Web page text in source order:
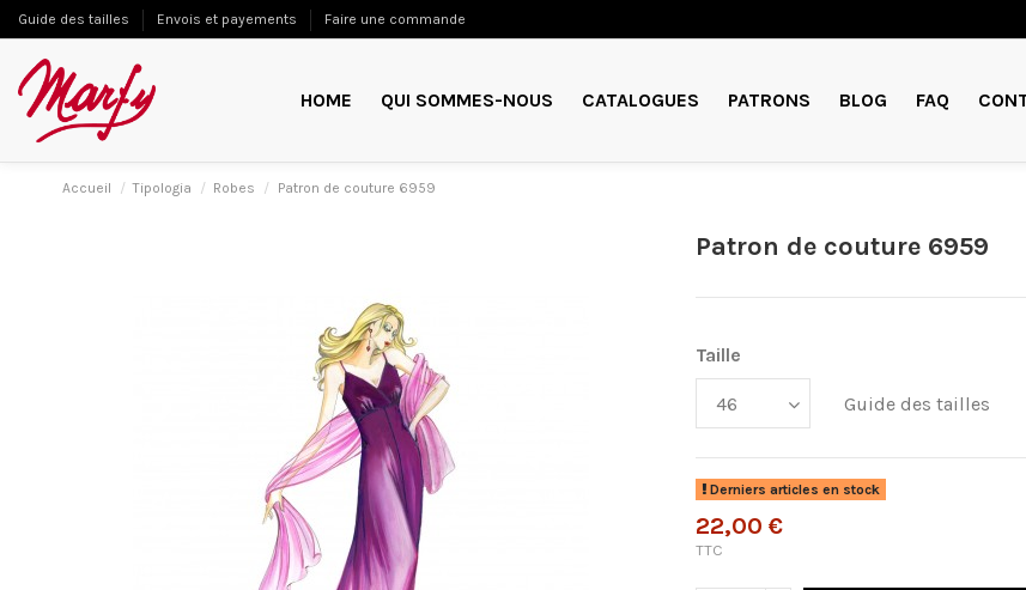
Guide des tailles Envois et payements Faire une commande
HOME QUI SOMMES-NOUS CATALOGUES PATRONS BLOG FAQ
Accueil Tipologia Robes Patron de couture 6959
Patron de couture 6959
Taille
Guide des tailles
Derniers articles en stock
22,00 €
TTC